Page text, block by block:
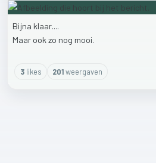
Bijna klaar....
Maar ook zo nog mooi.
3likes 201weergaven